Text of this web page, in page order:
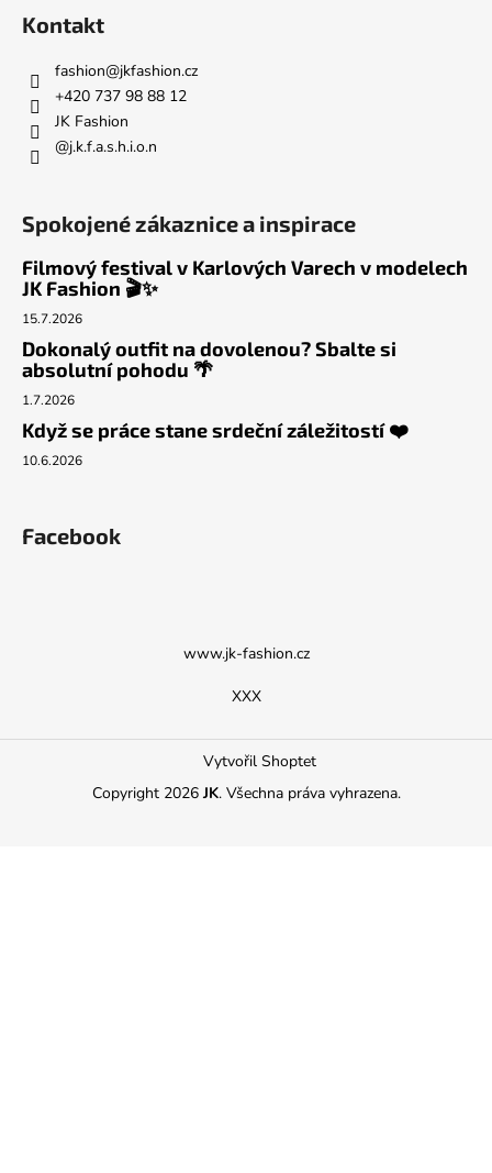
Kontakt
fashion@jkfashion.cz
+420 737 98 88 12
JK Fashion
@j.k.f.a.s.h.i.o.n
Spokojené zákaznice a inspirace
Filmový festival v Karlových Varech v modelech
JK Fashion 🎬✨
15.7.2026
Dokonalý outfit na dovolenou? Sbalte si
absolutní pohodu 🌴
1.7.2026
Když se práce stane srdeční záležitostí ❤️
10.6.2026
Facebook
www.jk-fashion.cz
XXX
Vytvořil Shoptet
Copyright 2026JK. Všechna práva vyhrazena.